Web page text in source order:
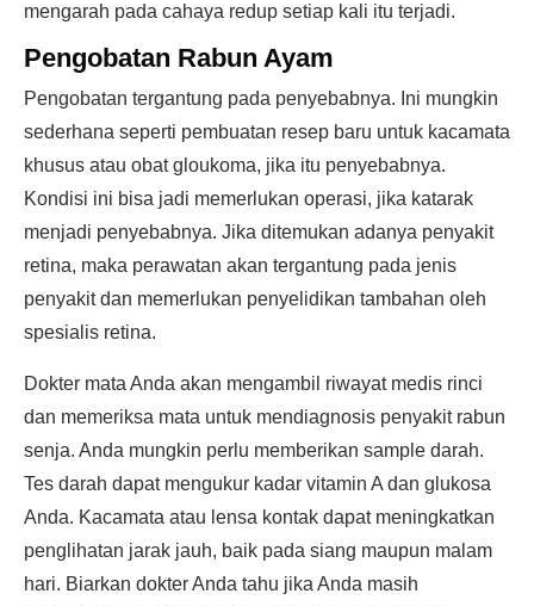
mengarah pada cahaya redup setiap kali itu terjadi.
Pengobatan Rabun Ayam
Pengobatan tergantung pada penyebabnya. Ini mungkin
sederhana seperti pembuatan resep baru untuk kacamata
khusus atau obat gloukoma, jika itu penyebabnya.
Kondisi ini bisa jadi memerlukan operasi, jika katarak
menjadi penyebabnya. Jika ditemukan adanya penyakit
retina, maka perawatan akan tergantung pada jenis
penyakit dan memerlukan penyelidikan tambahan oleh
spesialis retina.
Dokter mata Anda akan mengambil riwayat medis rinci
dan memeriksa mata untuk mendiagnosis penyakit rabun
senja. Anda mungkin perlu memberikan sample darah.
Tes darah dapat mengukur kadar vitamin A dan glukosa
Anda. Kacamata atau lensa kontak dapat meningkatkan
penglihatan jarak jauh, baik pada siang maupun malam
hari. Biarkan dokter Anda tahu jika Anda masih